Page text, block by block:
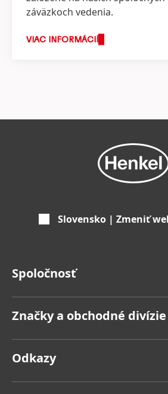
záväzkoch vedenia.
VIAC INFORMÁCIÍ
Slovensko | Zmeniť
Spoločnosť
Fakty a čísla
Tlačové správy
Značky a obchodné divízie
Odkazy